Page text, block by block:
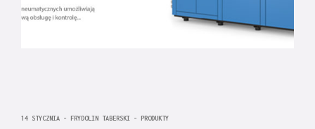
14 STYCZNIA - FRYDOLIN TABERSKI - PRODUKTY